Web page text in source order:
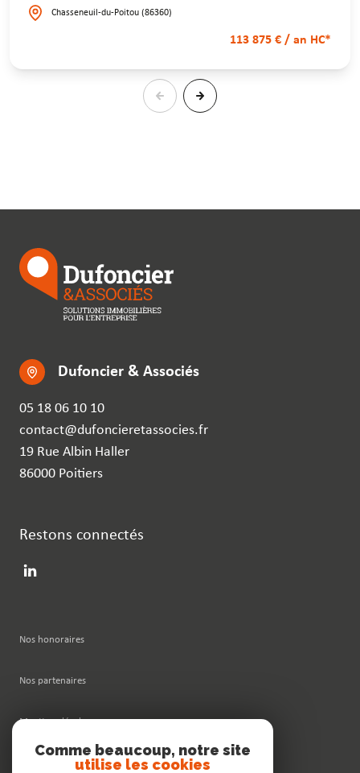
Chasseneuil-du-Poitou (86360)
113 875 € / an HC*
Dufoncier & Associés
05 18 06 10 10
contact@dufoncieretassocies.fr
19 Rue Albin Haller
86000 Poitiers
Restons connectés
Nos honoraires
Nos partenaires
Mentions légales
Comme beaucoup, notre site
utilise les cookies